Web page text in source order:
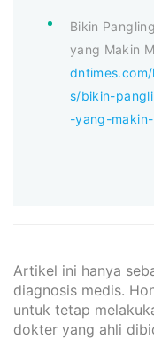
Bikin
yang Makin
s/bikin-
-yang-
Artikel ini hanya
diagnosis medis.
untuk tetap
dokter yang ahli